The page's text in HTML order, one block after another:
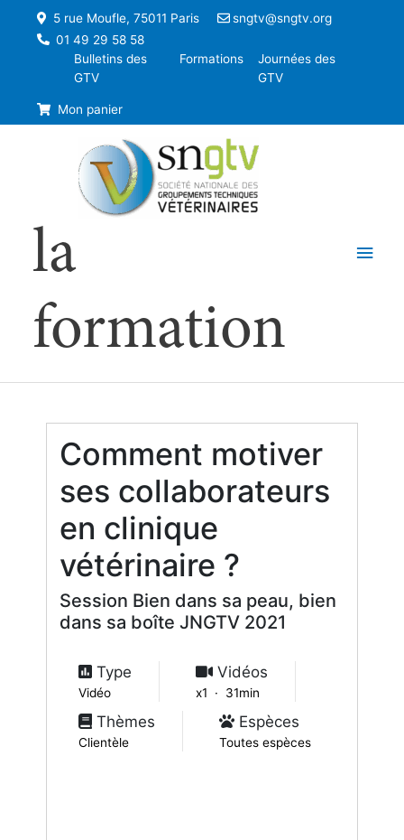
5 rue Moufle, 75011 Paris
sngtv@sngtv.org
01 49 29 58 58
Bulletins des
GTV
Formations
Journées des
GTV
Mon panier
la
formation
Comment motiver
ses collaborateurs
en clinique
vétérinaire ?
Session Bien dans sa peau, bien
dans sa boîte JNGTV 2021
Type
Vidéo
Vidéos
x1 · 31min
Thèmes
Clientèle
Espèces
Toutes espèces